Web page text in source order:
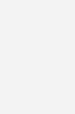
ISBN 978-3-